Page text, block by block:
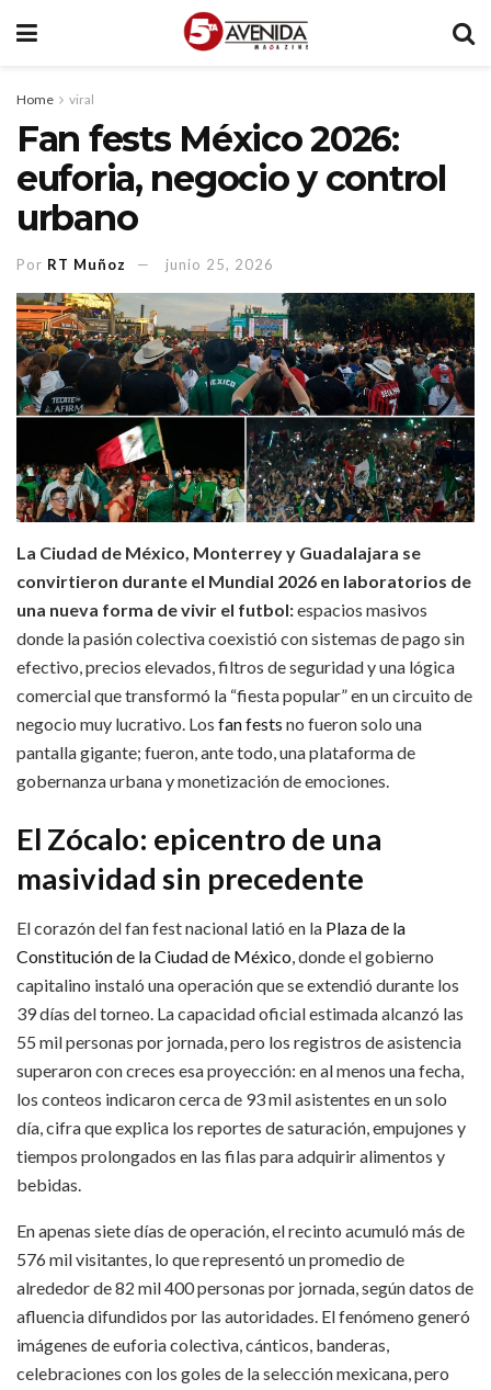
Home viral
Fan fests México 2026:
euforia, negocio y control
urbano
Por RT Muñoz junio 25, 2026
La Ciudad de México, Monterrey y Guadalajara se
convirtieron durante el Mundial 2026 en laboratorios de
una nueva forma de vivir el futbol:espacios masivos
donde la pasión colectiva coexistió con sistemas de pago sin
efectivo, precios elevados, filtros de seguridad y una lógica
comercial que transformó la “fiesta popular” en un circuito de
negocio muy lucrativo. Los fan fests no fueron solo una
pantalla gigante; fueron, ante todo, una plataforma de
gobernanza urbana y monetización de emociones.
El Zócalo: epicentro de una
masividad sin precedente
El corazón del fan fest nacional latió en la Plaza de la
Constitución de la Ciudad de México, donde el gobierno
capitalino instaló una operación que se extendió durante los
39 días del torneo. La capacidad oficial estimada alcanzó las
55 mil personas por jornada, pero los registros de asistencia
superaron con creces esa proyección: en al menos una fecha,
los conteos indicaron cerca de 93 mil asistentes en un solo
día, cifra que explica los reportes de saturación, empujones y
tiempos prolongados en las filas para adquirir alimentos y
bebidas.
En apenas siete días de operación, el recinto acumuló más de
576 mil visitantes, lo que representó un promedio de
alrededor de 82 mil 400 personas por jornada, según datos de
afluencia difundidos por las autoridades. El fenómeno generó
imágenes de euforia colectiva, cánticos, banderas,
celebraciones con los goles de la selección mexicana, pero